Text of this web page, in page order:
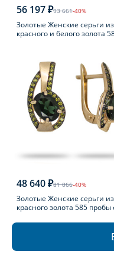
56 197 ₽93 661-40%
Золотые Женские серьги из
красного и белого золота
48 640 ₽81 066-40%
Золотые Женские серьги из
красного золота 585 пробы